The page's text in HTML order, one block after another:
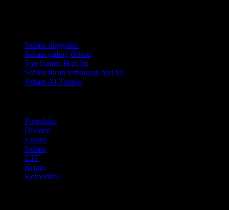
Saham unggulan
Saham paling diikuti
Top Gainer Hari Ini
Saham turun terbanyak hari ini
Saham AI Teratas
Portofolio
Dividen
Events
Saham
ETF
Kripto
Komoditas